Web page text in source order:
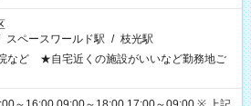
スペースワールド駅 / 枝光駅
など ★自宅近くの施設がいいなど勤務地ご